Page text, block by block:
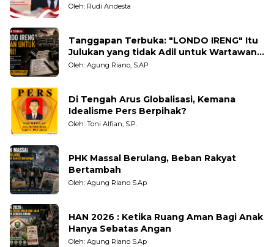
Oleh: Rudi Andesta
Tanggapan Terbuka: "LONDO IRENG" Itu
Julukan yang tidak Adil untuk Wartawan,
Pengamat dan LSM
Oleh: Agung Riano, S.AP
Di Tengah Arus Globalisasi, Kemana
Idealisme Pers Berpihak?
Oleh: Toni Alfian, S.P.
PHK Massal Berulang, Beban Rakyat
Bertambah
Oleh: Agung Riano S.Ap
HAN 2026 : Ketika Ruang Aman Bagi Anak
Hanya Sebatas Angan
Oleh: Agung Riano S.Ap